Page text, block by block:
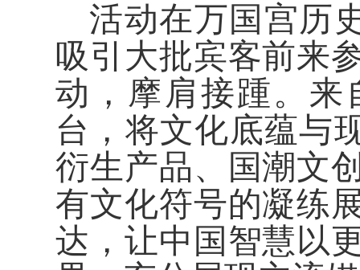
活动在万国宫历
吸引大批宾客前来
动，摩肩接踵。来
台，将文化底蕴与
衍生产品、国潮文
有文化符号的凝练
达，让中国智慧以